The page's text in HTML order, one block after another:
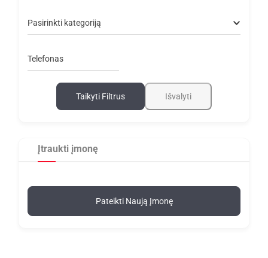
Pasirinkti kategoriją
Telefonas
Taikyti Filtrus Išvalyti
Įtraukti įmonę
Pateikti Naują Įmonę